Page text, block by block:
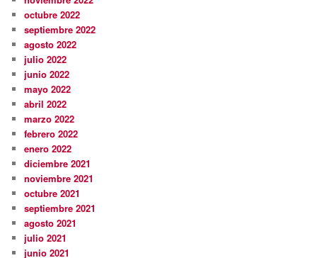
octubre 2022
septiembre 2022
agosto 2022
julio 2022
junio 2022
mayo 2022
abril 2022
marzo 2022
febrero 2022
enero 2022
diciembre 2021
noviembre 2021
octubre 2021
septiembre 2021
agosto 2021
julio 2021
junio 2021